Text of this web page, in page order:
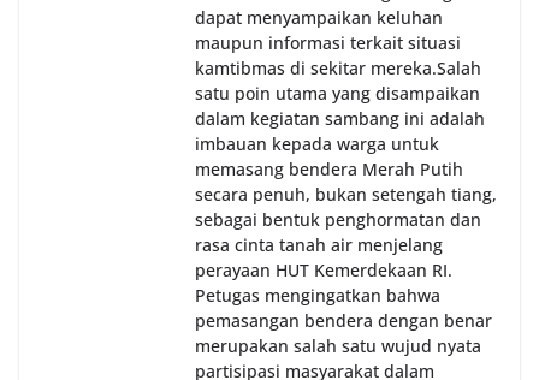
dapat menyampaikan keluhan
maupun informasi terkait situasi
kamtibmas di sekitar mereka.‎‎‎Salah
satu poin utama yang disampaikan
dalam kegiatan sambang ini adalah
imbauan kepada warga untuk
memasang bendera Merah Putih
secara penuh, bukan setengah tiang,
sebagai bentuk penghormatan dan
rasa cinta tanah air menjelang
perayaan HUT Kemerdekaan RI.
Petugas mengingatkan bahwa
pemasangan bendera dengan benar
merupakan salah satu wujud nyata
partisipasi masyarakat dalam